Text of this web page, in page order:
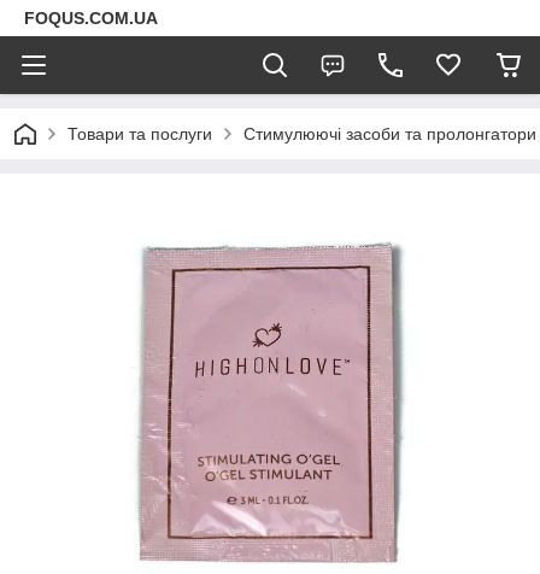
FOQUS.COM.UA
Товари та послуги Стимулюючі засоби та пролонгатори